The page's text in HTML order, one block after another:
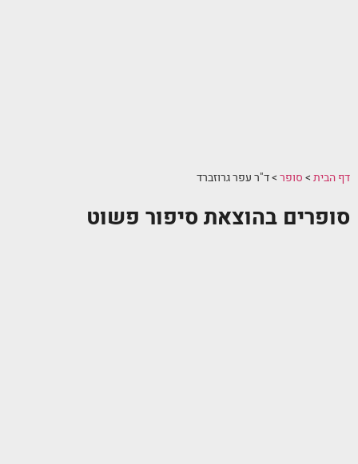
דף הבית > סופר >ד"ר עפר גרוזברד
סופרים בהוצאת סיפור פשוט